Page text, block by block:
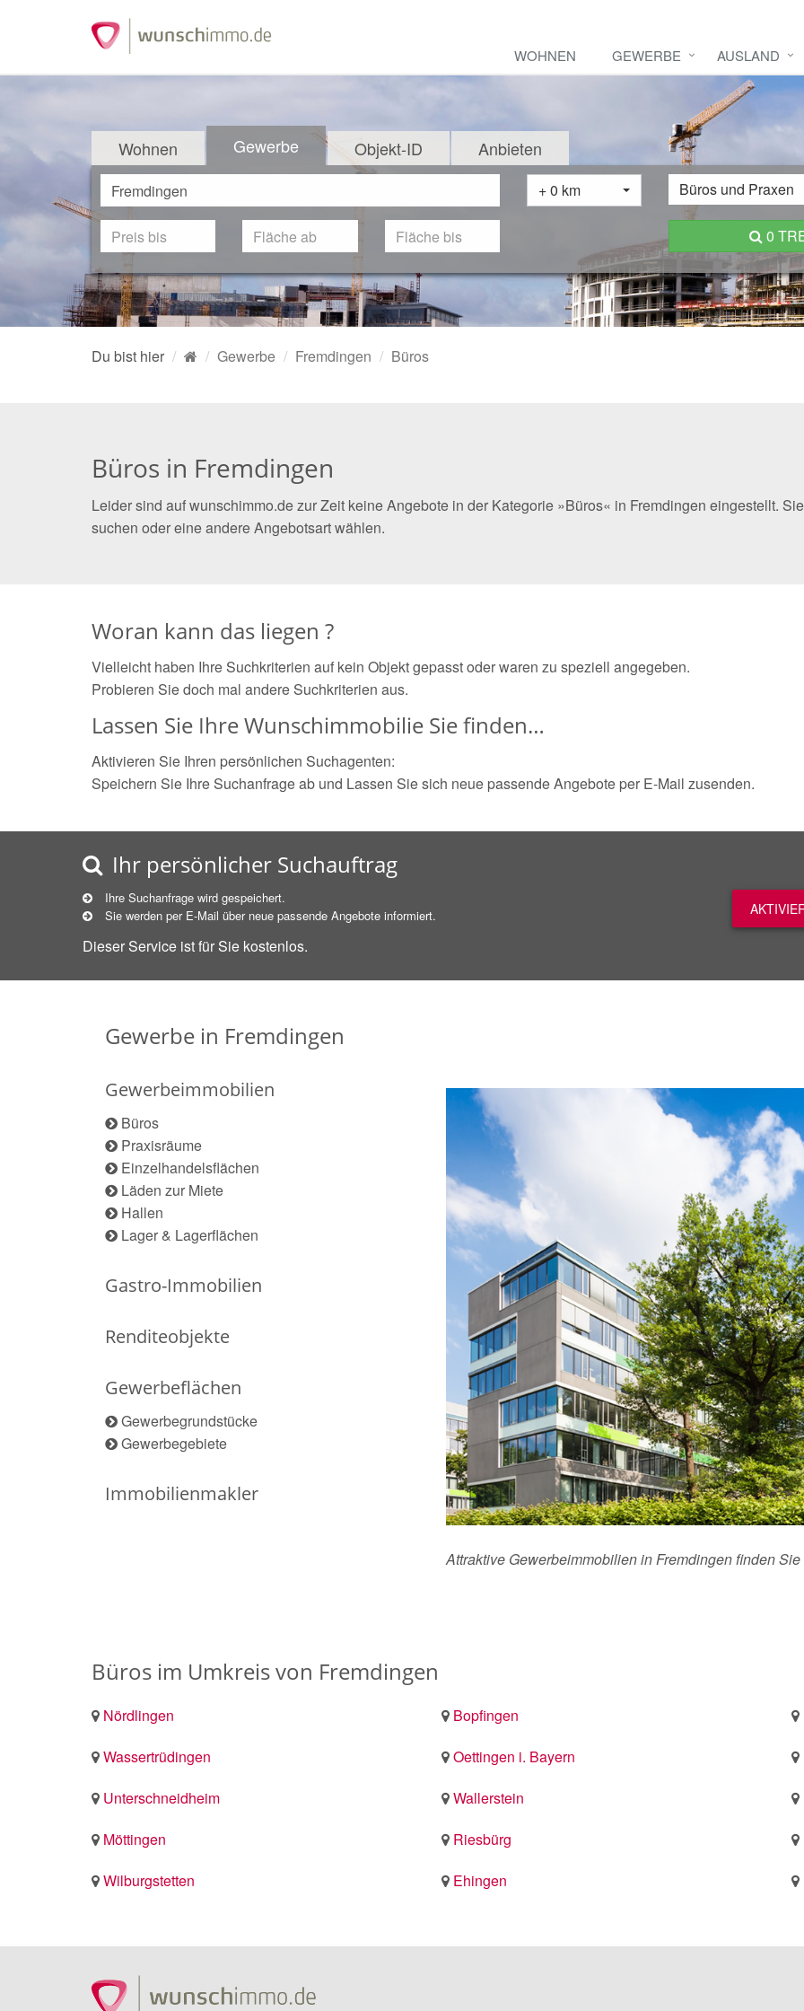
WOHNEN GEWERBE AUSLAND
Wohnen Gewerbe Objekt-ID Anbieten
+ 0 km Büros und Praxen
0
Du bist hier Gewerbe Fremdingen Büros
Büros in Fremdingen
Leider sind auf wunschimmo.de zur Zeit keine Angebote in der Kategorie »Büros« in Fremdingen eingestellt.
suchen oder eine andere Angebotsart wählen.
Woran kann das liegen ?
Vielleicht haben Ihre Suchkriterien auf kein Objekt gepasst oder waren zu speziell angegeben.
Probieren Sie doch mal andere Suchkriterien aus.
Lassen Sie Ihre Wunschimmobilie Sie finden…
Aktivieren Sie Ihren persönlichen Suchagenten:
Speichern Sie Ihre Suchanfrage ab und Lassen Sie sich neue passende Angebote per E-Mail zusenden.
Ihr persönlicher Suchauftrag
Ihre Suchanfrage wird gespeichert.
Sie werden per E-Mail über neue passende Angebote informiert.
Dieser Service ist für Sie kostenlos.
Gewerbe in Fremdingen
Gewerbeimmobilien
Büros
Praxisräume
Einzelhandelsflächen
Läden zur Miete
Hallen
Lager & Lagerflächen
Gastro-Immobilien
Renditeobjekte
Gewerbeflächen
Gewerbegrundstücke
Gewerbegebiete
Immobilienmakler
Attraktive Gewerbeimmobilien in Fremdingen finden
Büros im Umkreis von Fremdingen
Nördlingen Bopfingen
Wassertrüdingen
Oettingen i. Bayern
Unterschneidheim
Wallerstein
Möttingen
Riesbürg
Wilburgstetten
Ehingen